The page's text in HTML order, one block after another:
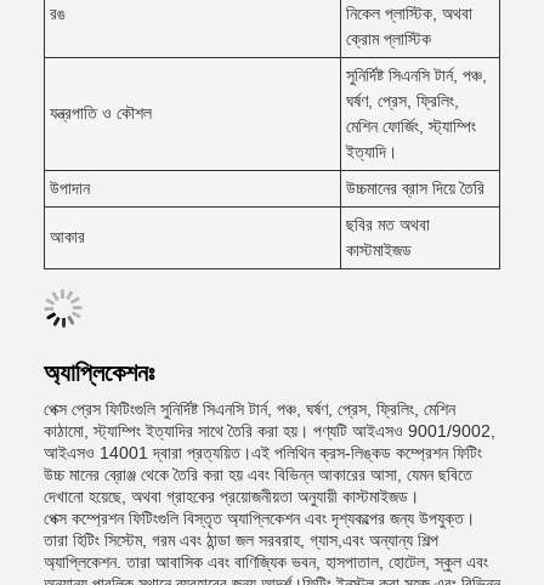
রঙ
নিকেল প্লাস্টিক, অথবা
ক্রোম প্লাস্টিক
যন্ত্রপাতি ও কৌশল
সুনির্দিষ্ট সিএনসি টার্ন, পঞ্চ,
ঘর্ষণ, প্রেস, ফ্রিলিং,
মেশিন ফোর্জিং, স্ট্যাম্পিং
ইত্যাদি।
উপাদান
উচ্চমানের ব্রাস দিয়ে তৈরি
আকার
ছবির মত অথবা
কাস্টমাইজড
অ্যাপ্লিকেশনঃ
পেক্স প্রেস ফিটিংগুলি সুনির্দিষ্ট সিএনসি টার্ন, পঞ্চ, ঘর্ষণ, প্রেস, ফ্রিলিং, মেশিন
কাঠামো, স্ট্যাম্পিং ইত্যাদির সাথে তৈরি করা হয়। পণ্যটি আইএসও 9001/9002,
আইএসও 14001 দ্বারা প্রত্যয়িত।এই পলিথিন ক্রস-লিঙ্কড কম্প্রেশন ফিটিং
উচ্চ মানের ব্রোঞ্জ থেকে তৈরি করা হয় এবং বিভিন্ন আকারের আসা, যেমন ছবিতে
দেখানো হয়েছে, অথবা গ্রাহকের প্রয়োজনীয়তা অনুযায়ী কাস্টমাইজড।
পেক্স কম্প্রেশন ফিটিংগুলি বিস্তৃত অ্যাপ্লিকেশন এবং দৃশ্যকল্পের জন্য উপযুক্ত।
তারা হিটিং সিস্টেম, গরম এবং ঠান্ডা জল সরবরাহ, গ্যাস,এবং অন্যান্য শিল্প
অ্যাপ্লিকেশন. তারা আবাসিক এবং বাণিজ্যিক ভবন, হাসপাতাল, হোটেল, স্কুল এবং